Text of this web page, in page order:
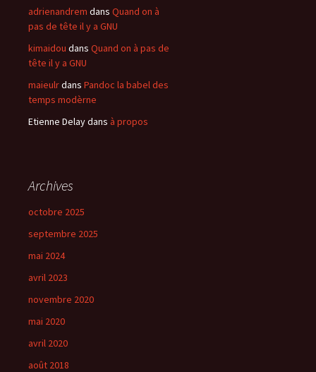
adrienandrem dans Quand on à
pas de tête il y a GNU
kimaidou dans Quand on à pas de
tête il y a GNU
maieulrdans Pandoc la babel des
temps modèrne
Etienne Delaydans à propos
Archives
octobre 2025
septembre 2025
mai 2024
avril 2023
novembre 2020
mai 2020
avril 2020
août 2018